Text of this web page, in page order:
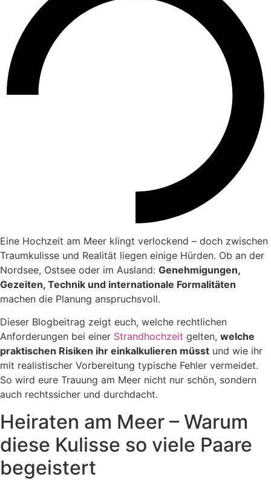
Eine Hochzeit am Meer klingt verlockend – doch zwischen
Traumkulisse und Realität liegen einige Hürden. Ob an der
Nordsee, Ostsee oder im Ausland: Genehmigungen,
Gezeiten, Technik und internationale Formalitäten
machen die Planung anspruchsvoll.
Dieser Blogbeitrag zeigt euch, welche rechtlichen
Anforderungen bei einer Strandhochzeit gelten, welche
praktischen Risiken ihr einkalkulieren müsst und wie ihr
mit realistischer Vorbereitung typische Fehler vermeidet.
So wird eure Trauung am Meer nicht nur schön, sondern
auch rechtssicher und durchdacht.
Heiraten am Meer – Warum
diese Kulisse so viele Paare
begeistert